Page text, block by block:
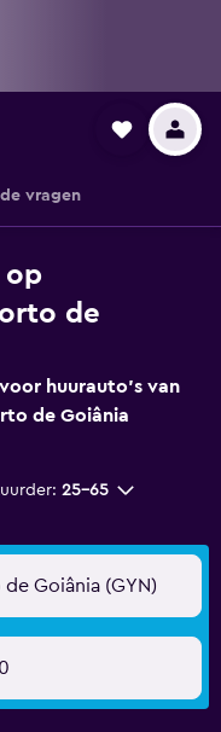
vragen
op
de
huurauto's van
de Goiânia
25-65
Goiânia (GYN)